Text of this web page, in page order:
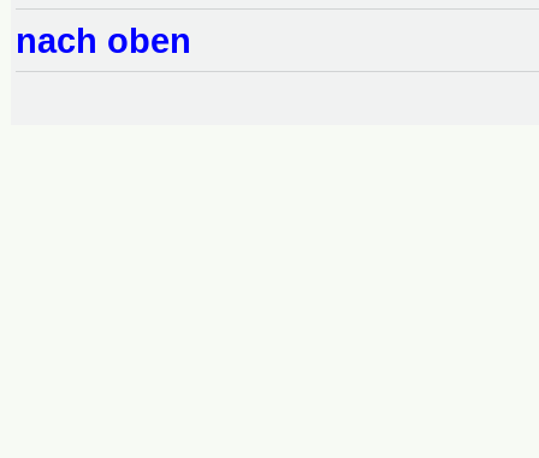
nach oben